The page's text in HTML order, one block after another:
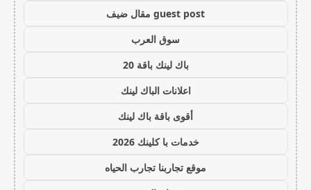
guest post مقال ضيف
سوق العرب
باك لينك باقة 20
اعلانات الباك لينك
أقوى باقة باك لينك
خدمات با كلينك 2026
موقع تجاربنا تجارب الحياه